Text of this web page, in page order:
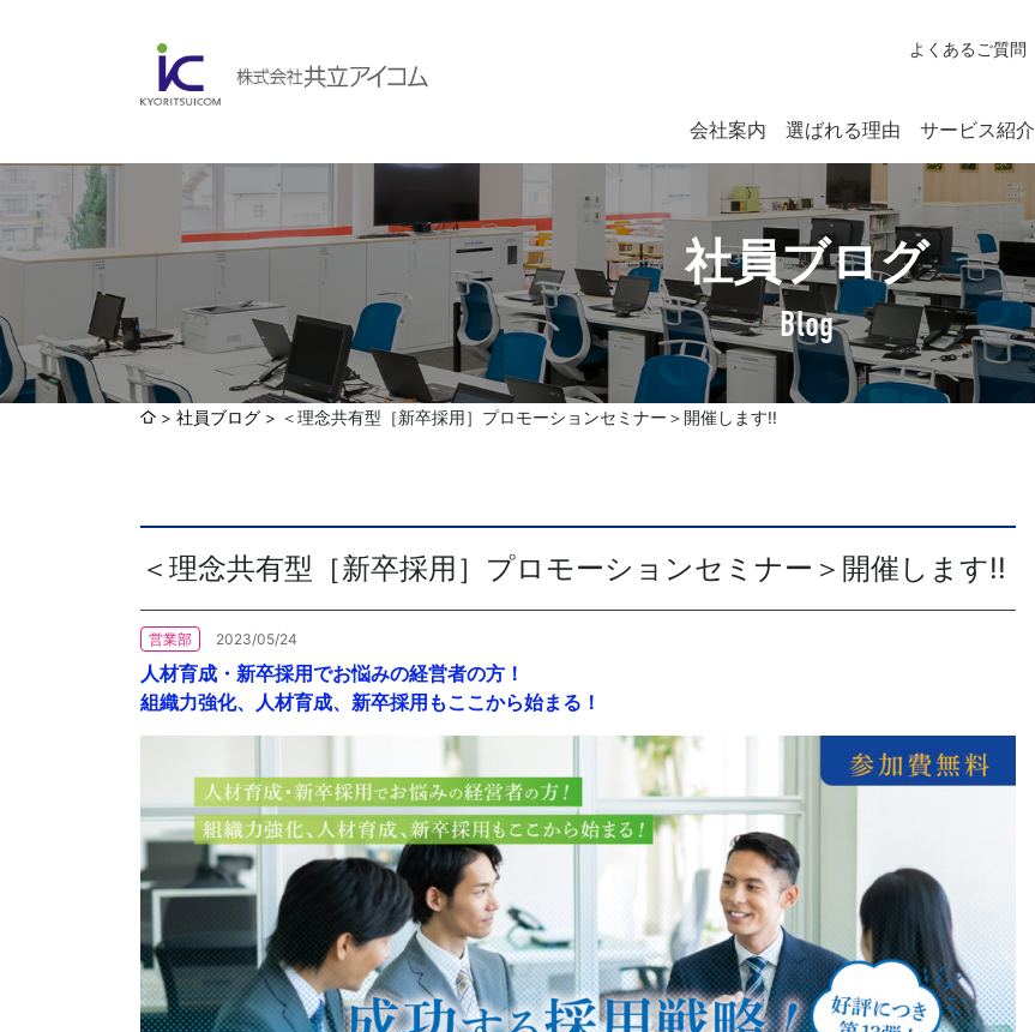
よくあるご質問
会社案内
会社案内
会社概要 社長挨拶 企業理念
認証取得 アクセスマップ
各種方針 POLICY
情報セキュリティ基本方針 個人情報・特定個人情報保護方針
中核的労働要求事項に関する方針声明 SECURITY ACTIONの「二つ星」宣言
選ばれる理由 サービス紹介
Web制作・ホームページ制作
WEB
ホームページ制作・運営
ランディングページ制作
Web分析・改善・コンサルティング
インターネット広告代行
システム開発
SYSTEM DEVELOPMENT
Webシステム開発
企画・販売促進
PLANNING
トータルプロモーション
ブランディング戦略
イベント運営
コンテンツ制作
周年事業
採用プロモーション
在庫管理システム(azkaru)
社員ブログ
Blog
社員ブログ ＜理念共有型［新卒採用］プロモーションセミナー＞開催します!!
＜理念共有型［新卒採用］プロモーションセミナー＞開催します!!
営業部 2023/05/24
人材育成・新卒採用でお悩みの経営者の方！
組織力強化、人材育成、新卒採用もここから始まる！